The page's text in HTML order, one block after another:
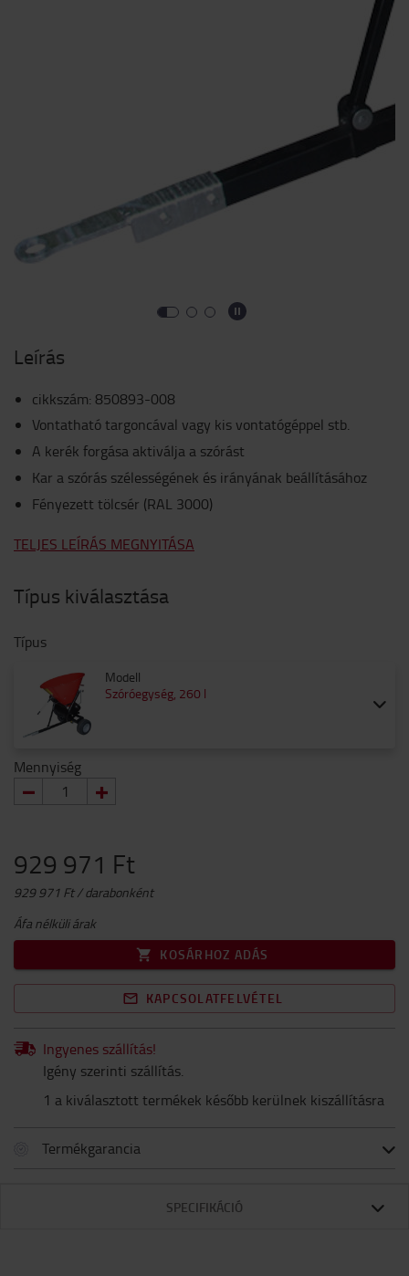
Leírás
cikkszám: 850893-008
Vontatható targoncával vagy kis vontatógéppel stb.
A kerék forgása aktiválja a szórást
Kar a szórás szélességének és irányának beállításához
Fényezett tölcsér (RAL 3000)
TELJES LEÍRÁS MEGNYITÁSA
Típus kiválasztása
Típus
Modell
Szóróegység, 260 l
Mennyiség
929 971 Ft
929 971 Ft / darabonként
Áfa nélküli árak
KOSÁRHOZ ADÁS
KAPCSOLATFELVÉTEL
Ingyenes szállítás!
Igény szerinti szállítás.
1 a kiválasztott termékek később kerülnek kiszállításra
Termékgarancia
SPECIFIKÁCIÓ